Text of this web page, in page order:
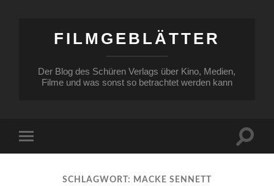
FILMGEBLÄTTER
Der Blog des Schüren Verlags über Kino, Medien,
Filme und was sonst so betrachtet werden kann
Menü
SCHLAGWORT: MACKE SENNETT